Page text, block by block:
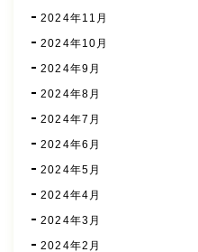
2024年11月
2024年10月
2024年9月
2024年8月
2024年7月
2024年6月
2024年5月
2024年4月
2024年3月
2024年2月